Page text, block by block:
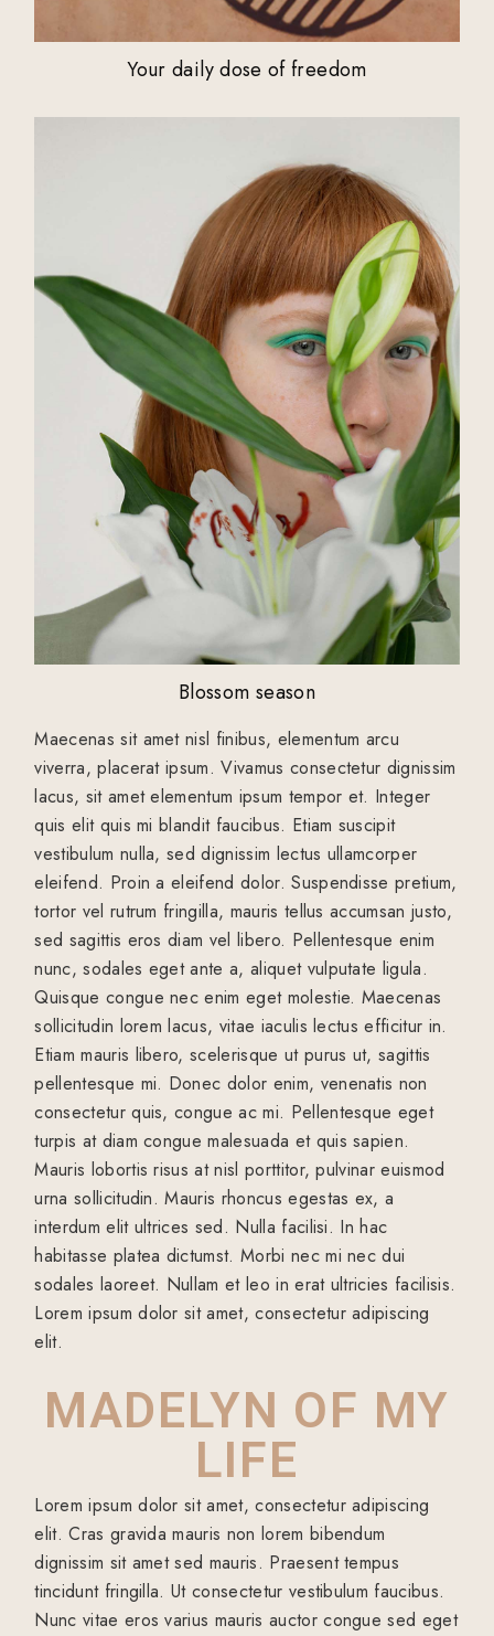
Your daily dose of freedom
Blossom season
Maecenas sit amet nisl finibus, elementum arcu
viverra, placerat ipsum. Vivamus consectetur dignissim
lacus, sit amet elementum ipsum tempor et. Integer
quis elit quis mi blandit faucibus. Etiam suscipit
vestibulum nulla, sed dignissim lectus ullamcorper
eleifend. Proin a eleifend dolor. Suspendisse pretium,
tortor vel rutrum fringilla, mauris tellus accumsan justo,
sed sagittis eros diam vel libero. Pellentesque enim
nunc, sodales eget ante a, aliquet vulputate ligula.
Quisque congue nec enim eget molestie. Maecenas
sollicitudin lorem lacus, vitae iaculis lectus efficitur in.
Etiam mauris libero, scelerisque ut purus ut, sagittis
pellentesque mi. Donec dolor enim, venenatis non
consectetur quis, congue ac mi. Pellentesque eget
turpis at diam congue malesuada et quis sapien.
Mauris lobortis risus at nisl porttitor, pulvinar euismod
urna sollicitudin. Mauris rhoncus egestas ex, a
interdum elit ultrices sed. Nulla facilisi. In hac
habitasse platea dictumst. Morbi nec mi nec dui
sodales laoreet. Nullam et leo in erat ultricies facilisis.
Lorem ipsum dolor sit amet, consectetur adipiscing
elit.
MADELYN OF MY
LIFE
Lorem ipsum dolor sit amet, consectetur adipiscing
elit. Cras gravida mauris non lorem bibendum
dignissim sit amet sed mauris. Praesent tempus
tincidunt fringilla. Ut consectetur vestibulum faucibus.
Nunc vitae eros varius mauris auctor congue sed eget